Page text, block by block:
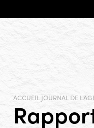
ACCUEIL JOURNAL DE